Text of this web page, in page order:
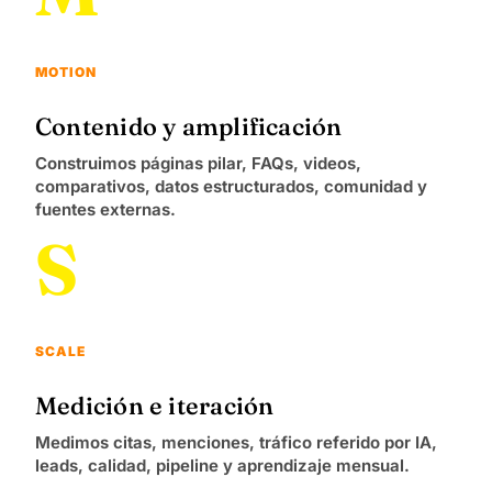
MOTION
Contenido y amplificación
Construimos páginas pilar, FAQs, videos,
comparativos, datos estructurados, comunidad y
fuentes externas.
S
SCALE
Medición e iteración
Medimos citas, menciones, tráfico referido por IA,
leads, calidad, pipeline y aprendizaje mensual.